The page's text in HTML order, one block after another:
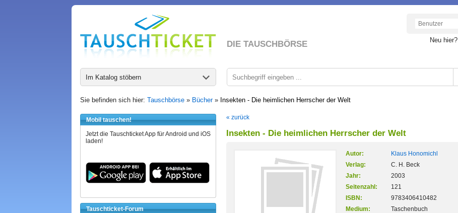
DIE TAUSCHBÖRSE Neu hier?
Im Katalog stöbern
Sie befinden sich hier: Tauschbörse » Bücher» Insekten - Die heimlichen Herrscher der Welt
Mobil tauschen!
Jetzt die Tauschticket App für Android und iOS
laden!
Tauschticket-Forum
« zurück
Insekten - Die heimlichen Herrscher der Welt
Autor:
Klaus Honomichl
Verlag:
C. H. Beck
Jahr:
2003
Seitenzahl:
121
ISBN:
9783406410482
Medium:
Taschenbuch